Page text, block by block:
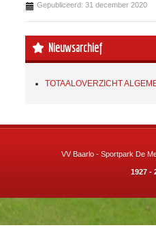
Gepubliceerd: 31 december 2020
Nieuwsarchief
TOTAALOVERZICHT
VV Baarlo - Sportpark De
1927 -